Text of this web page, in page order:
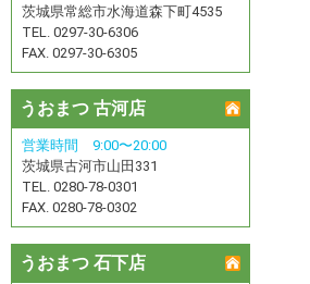
茨城県常総市水海道森下町4535
TEL. 0297-30-6306
FAX. 0297-30-6305
うおまつ 古河店
営業時間 9:00〜20:00
茨城県古河市山田331
TEL. 0280-78-0301
FAX. 0280-78-0302
うおまつ 石下店